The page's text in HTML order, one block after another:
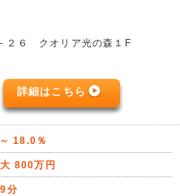
２６ クオリア光の森１F
詳細はこちら
18.0％
800万円
分